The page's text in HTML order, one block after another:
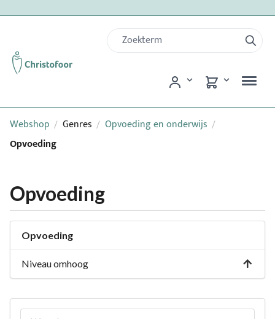
Webshop / Genres / Opvoeding en onderwijs /
Opvoeding
Opvoeding
Opvoeding
Niveau omhoog